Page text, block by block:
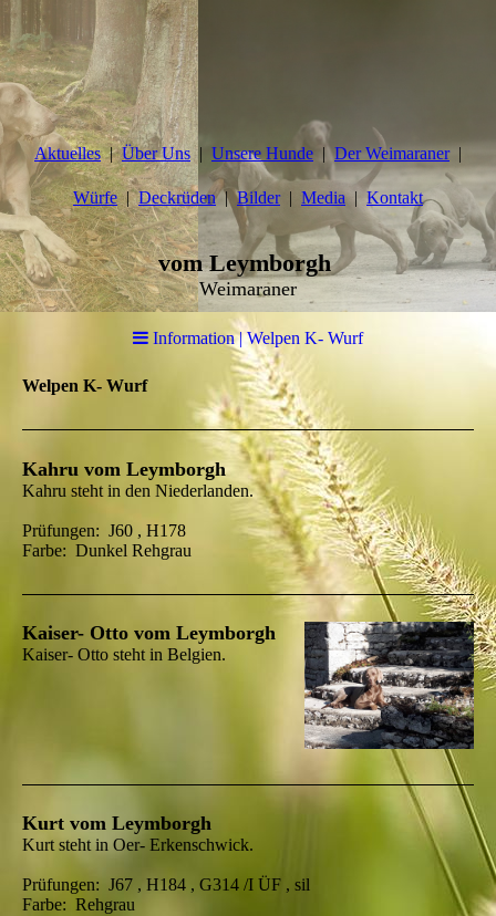
Aktuelles Über Uns Unsere Hunde Der Weimaraner
Würfe Deckrüden Bilder Media Kontakt
vom Leymborgh
Weimaraner
Information | Welpen K- Wurf
Welpen K- Wurf
Kahru vom Leymborgh
Kahru steht in den Niederlanden.
Prüfungen: J60 , H178
Farbe: Dunkel Rehgrau
Kaiser- Otto vom Leymborgh
Kaiser- Otto steht in Belgien.
Kurt vom Leymborgh
Kurt steht in Oer- Erkenschwick.
Prüfungen: J67 , H184 , G314 /I ÜF , sil
Farbe: Rehgrau